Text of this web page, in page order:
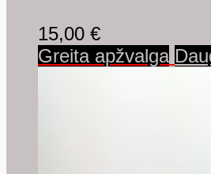
15,00 €
Greita apžvalga